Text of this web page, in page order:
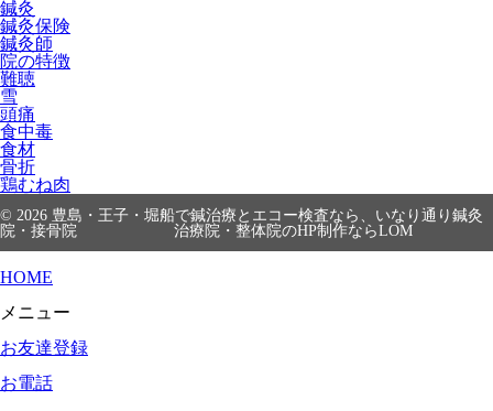
鍼灸
鍼灸保険
鍼灸師
院の特徴
難聴
雪
頭痛
食中毒
食材
骨折
鶏むね肉
© 2026 豊島・王子・堀船で鍼治療とエコー検査なら、いなり通り鍼灸
院・接骨院 治療院・整体院のHP制作ならLOM
HOME
メニュー
お友達登録
お電話